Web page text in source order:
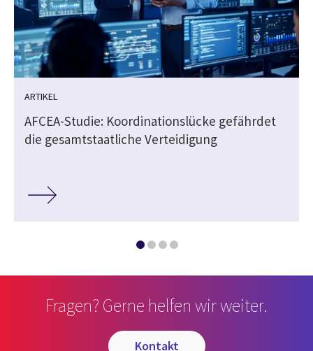
ARTIKEL
AFCEA-Studie: Koordinationslücke gefährdet
die gesamtstaatliche Verteidigung
Fragen? Gerne helfen wir weiter.
kontakt